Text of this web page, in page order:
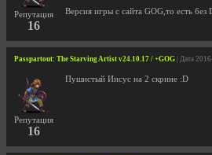
Репутация
16
Версия игры с сайта GOG,то есть без
Passpartout: The Starving Artist v24.10.17 / +GOG | Дата
Репутация
16
Пушистый Иисус на 2 скрине :D